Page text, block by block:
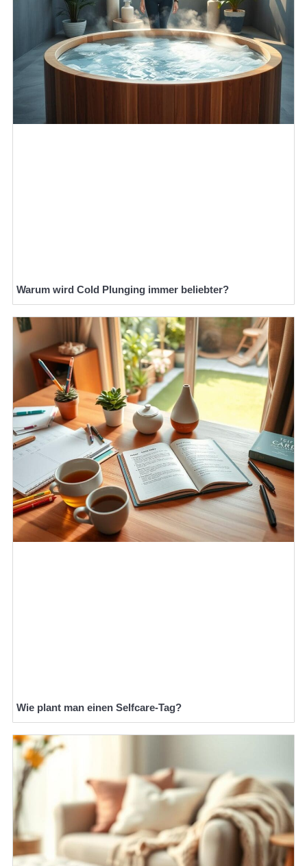
Warum wird Cold Plunging immer beliebter?
Wie plant man einen Selfcare-Tag?